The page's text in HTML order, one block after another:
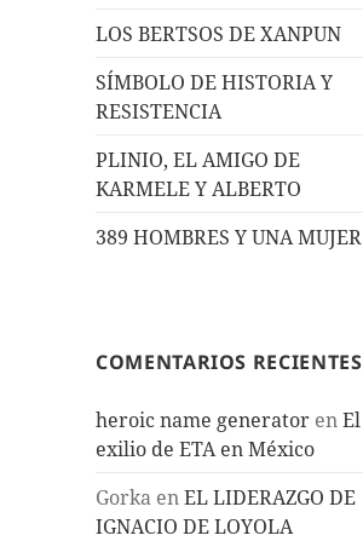
LOS BERTSOS DE XANPUN
SÍMBOLO DE HISTORIA Y
RESISTENCIA
PLINIO, EL AMIGO DE
KARMELE Y ALBERTO
389 HOMBRES Y UNA MUJER
COMENTARIOS RECIENTES
heroic name generator enEl
exilio de ETA en México
Gorka enEL LIDERAZGO DE
IGNACIO DE LOYOLA